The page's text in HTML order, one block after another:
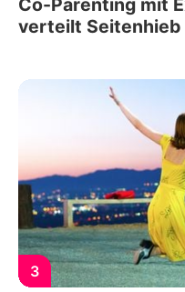
Co-Parenting mit
verteilt Seitenhieb
3